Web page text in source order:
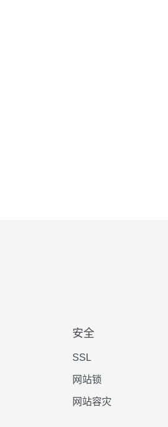
安全
SSL
网站锁
网站容灾